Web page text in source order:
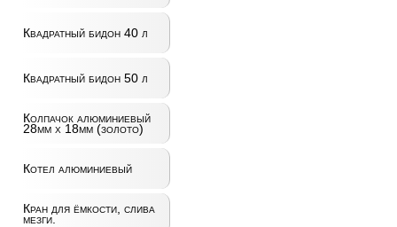
Квадратный бидон 40 л
Квадратный бидон 50 л
Колпачок алюминиевый
28мм x 18мм (золото)
Котел алюминиевый
Кран для ёмкости, слива
мезги.